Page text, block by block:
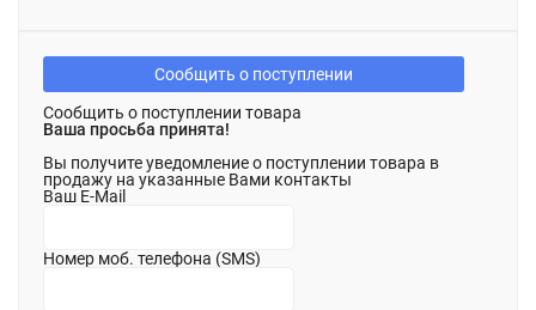
Сообщить о поступлении
Сообщить о поступлении товара
Ваша просьба принята!
Вы получите уведомление о поступлении товара в
продажу на указанные Вами контакты
Ваш E-Mail
Номер моб. телефона (SMS)